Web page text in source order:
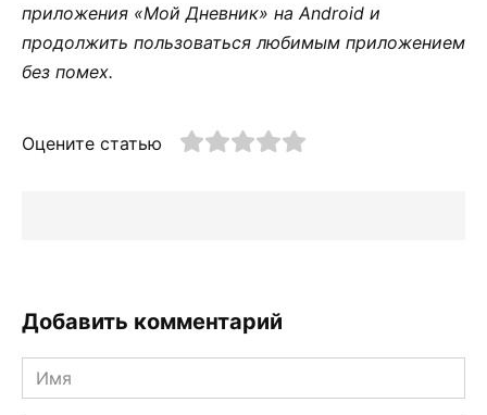
приложения «Мой Дневник» на Android и
продолжить пользоваться любимым приложением
без помех.
Оцените статью
Добавить комментарий
Имя
*